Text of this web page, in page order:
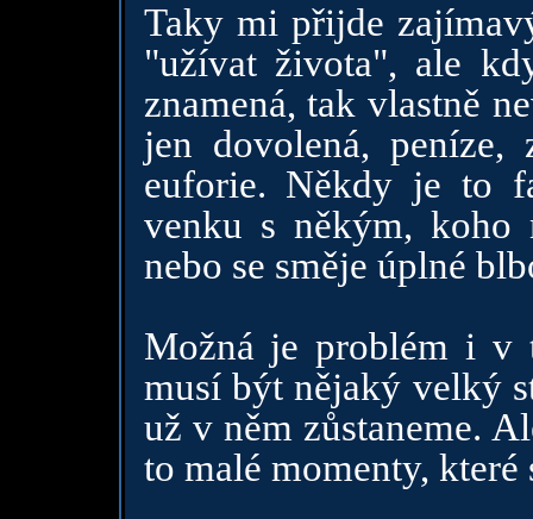
Taky mi přijde
"užívat života", ale
znamená, tak vlastně
jen dovolená, peníze,
euforie. Někdy je to
venku s někým, koho
nebo se směje úplné
Možná je problém i v
musí být nějaký velký
už v něm zůstaneme.
to malé momenty, které